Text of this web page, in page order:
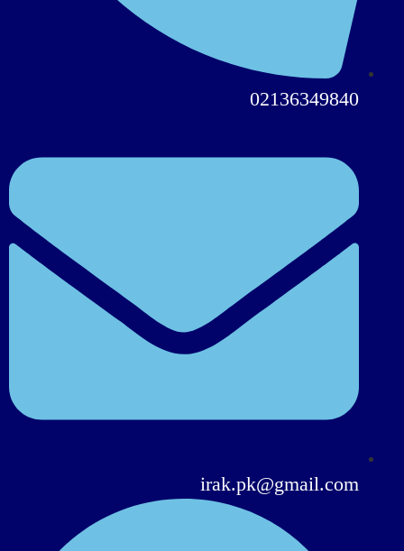
02136349840
irak.pk@gmail.com